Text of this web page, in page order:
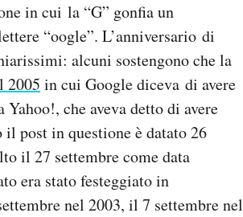
in cui la “G” gonfia un
“oogle”. L’anniversario di
alcuni sostengono che la
2005 in cui Google diceva di avere
che aveva detto di avere
post in questione è datato 26
il 27 settembre come data
era stato festeggiato in
nel 2003, il 7 settembre nel